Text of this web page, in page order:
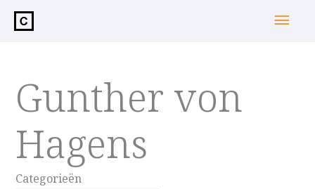
inhoud
Gunther von
Hagens
Categorieën
Categorieën